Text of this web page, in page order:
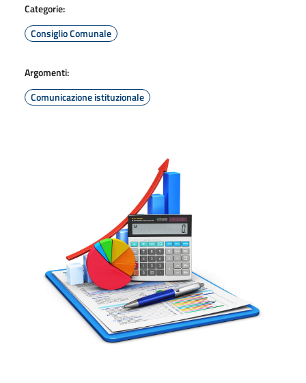
Categorie:
Consiglio Comunale
Argomenti:
Comunicazione istituzionale